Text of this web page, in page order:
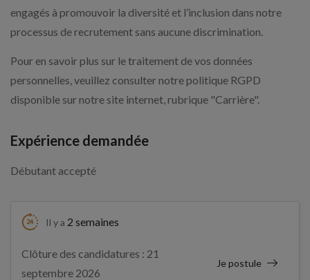
engagés à promouvoir la diversité et l’inclusion dans notre
processus de recrutement sans aucune discrimination.
Pour en savoir plus sur le traitement de vos données
personnelles, veuillez consulter notre politique RGPD
disponible sur notre site internet, rubrique "Carrière".
Expérience demandée
Débutant accepté
Il y a 2 semaines
Clôture des candidatures : 21
septembre 2026
Je postule